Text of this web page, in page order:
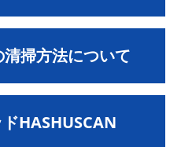
掃方法について
HASHUSCAN